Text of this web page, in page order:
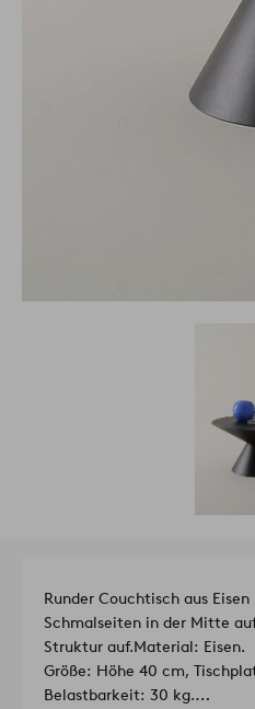
Runder Couchtisch aus
Schmalseiten in der Mitte
Struktur auf.Material: Eisen.
Größe: Höhe 40 cm,
Belastbarkeit: 30 kg.